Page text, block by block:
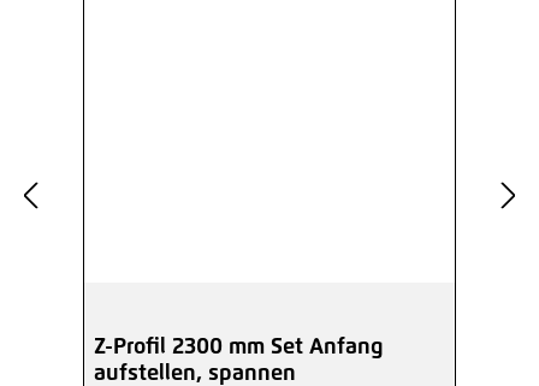
Z-Profil 2300 mm Set Anfang
aufstellen, spannen